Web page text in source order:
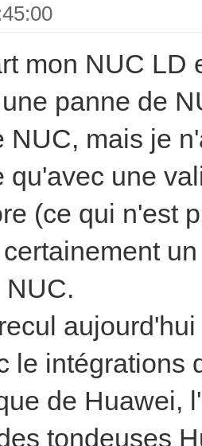
mon NUC LD
panne de
NUC, mais je
qu'avec une
(ce qui n'est
le intégrations
de Huawei,
tondeuses